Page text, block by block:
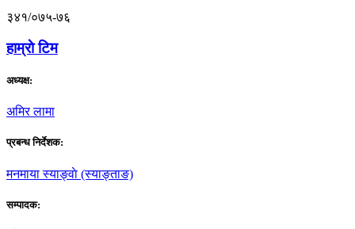
३४१/०७५-७६
हाम्राे टिम
अध्यक्ष:
अमिर लामा
प्रबन्ध निर्देशक:
मनमाया स्याङ्वाे (स्याङ्ताङ)
सम्पादक: